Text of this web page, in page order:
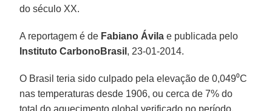
do século XX.
A reportagem é de Fabiano Ávila e publicada pelo
Instituto CarbonoBrasil , 23-01-2014.
O Brasil teria sido culpado pela elevação de 0,049⁰C
nas temperaturas desde 1906, ou cerca de 7% do
total do aquecimento global verificado no período,